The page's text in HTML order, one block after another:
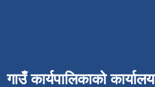
गाउँ कार्यपालिकाको कार्यालय